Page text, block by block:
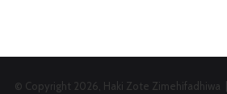
© Copyright 2026, Haki Zote Zimehifadhiwa |